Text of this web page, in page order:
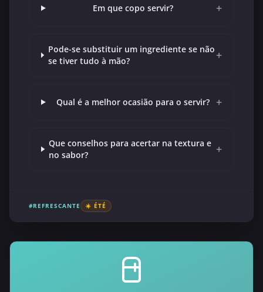
Em que copo servir? +
Pode-se substituir um ingrediente se não
se tiver tudo à mão?
+
Qual é a melhor ocasião para o servir? +
Que conselhos para acertar na textura e
no sabor?
+
#REFRESCANTE ☀️ ÉTÉ